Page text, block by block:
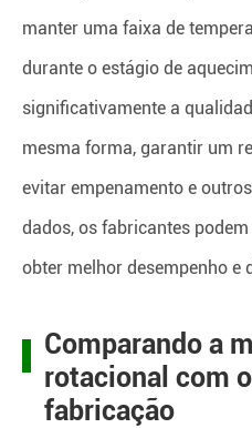
manter uma faixa de
durante o estágio de
significativamente a
mesma forma, garantir um
evitar empenamento e
dados, os fabricantes
obter melhor desempenho e
Comparando a
rotacional com
fabricação